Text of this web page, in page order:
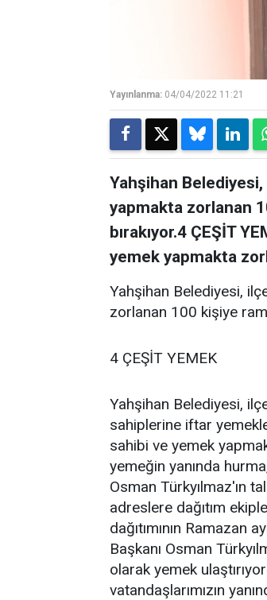
Yayınlanma: 04/04/2022 11:21
Yahşihan
yapmakta zorlanan
bırakıyor.4 ÇEŞİT
yemek yapmakta
Yahşihan Belediyesi,
zorlanan 100 kişiye
4 ÇEŞİT YEMEK
Yahşihan Belediyesi,
sahiplerine iftar
sahibi ve yemek
yemeğin yanında
Osman Türkyılmaz'ın
adreslere dağıtım
dağıtımının Ramazan
Başkanı Osman
olarak yemek
vatandaşlarımızın